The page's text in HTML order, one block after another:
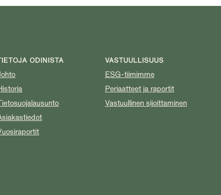
ODINISTA VASTUULLISUUS
ESG-tiimimme
Periaatteet ja raportit
Vastuullinen sijoittaminen